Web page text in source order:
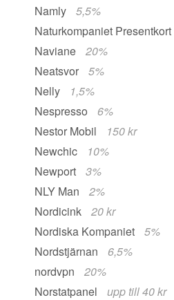
Namly
5,5%
Naturkompaniet Presentkort
Naviane
20%
Neatsvor
5%
Nelly
1,5%
Nespresso
6%
Nestor Mobil
150 kr
Newchic
10%
Newport
3%
NLY Man
2%
Nordicink
20 kr
Nordiska Kompaniet
5%
Nordstjärnan
6,5%
nordvpn
20%
Norstatpanel
upp till 40 kr